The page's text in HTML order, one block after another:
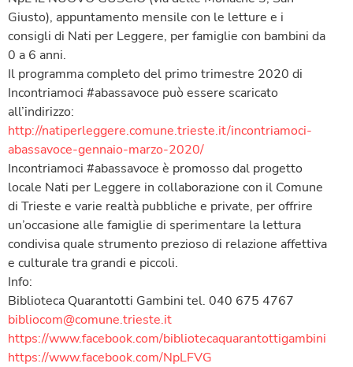
Giusto), appuntamento mensile con le letture e i
consigli di Nati per Leggere, per famiglie con bambini da
0 a 6 anni.
Il programma completo del primo trimestre 2020 di
Incontriamoci #abassavoce può essere scaricato
all’indirizzo:
http://natiperleggere.comune.trieste.it/incontriamoci-
abassavoce-gennaio-marzo-2020/
Incontriamoci #abassavoce è promosso dal progetto
locale Nati per Leggere in collaborazione con il Comune
di Trieste e varie realtà pubbliche e private, per offrire
un’occasione alle famiglie di sperimentare la lettura
condivisa quale strumento prezioso di relazione affettiva
e culturale tra grandi e piccoli.
Info:
Biblioteca Quarantotti Gambini tel. 040 675 4767
bibliocom@comune.trieste.it
https://www.facebook.com/bibliotecaquarantottigambini
https://www.facebook.com/NpLFVG